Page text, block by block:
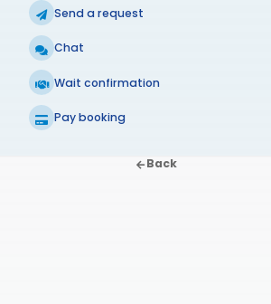
Send a request
Chat
Wait confirmation
Pay booking
Back